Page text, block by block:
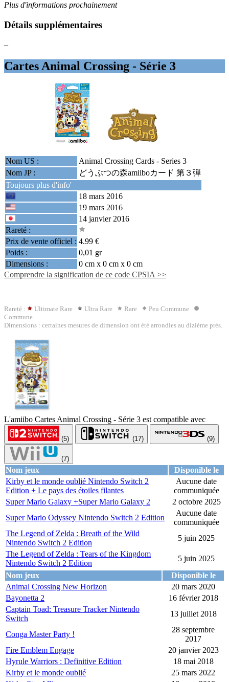
Plus d'informations prochainement
Détails supplémentaires
–
Cartes Animal Crossing - Série 3
Nom US :
Animal Crossing Cards - Series 3
Nom JP :
どうぶつの森amiiboカード 第３弾
Toujours plus d'info'
18 mars 2016
19 mars 2016
14 janvier 2016
Rareté :
Prix de vente officiel : 4.99 €
Poids :
0,01 gr
Dimensions :
0 cm x 0 cm x 0 cm
Comprendre la signification de ce code CPSIA >>
Rareté : Ultimate Rare Ultra Rare Rare
Peu Commune
Commune
Dimensions : certaines mesures de dimension ont été arrondies au dizième près.
L'amiibo Cartes Animal Crossing - Série 3 est compatible avec
(5) (17) (9)
(7)
Nom jeux
Disponible le
Kirby et le monde oublié Nintendo Switch 2
Edition + Le pays des étoiles filantes
Aucune date
communiquée
Super Mario Galaxy +Super Mario Galaxy 2
2 octobre 2025
Super Mario Odyssey Nintendo Switch 2 Edition
Aucune date
communiquée
The Legend of Zelda : Breath of the Wild
Nintendo Switch 2 Edition
5 juin 2025
The Legend of Zelda : Tears of the Kingdom
Nintendo Switch 2 Edition
5 juin 2025
Nom jeux
Disponible le
Animal Crossing New Horizon
20 mars 2020
Bayonetta 2
16 février 2018
Captain Toad: Treasure Tracker Nintendo
Switch
13 juillet 2018
Conga Master Party !
28 septembre
2017
Fire Emblem Engage
20 janvier 2023
Hyrule Warriors : Definitive Edition
18 mai 2018
Kirby et le monde oublié
25 mars 2022